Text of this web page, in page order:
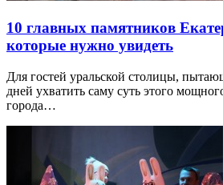
10 главных памятников
которые нужно увидеть
Для гостей уральской столицы,
дней ухватить саму суть этого
города…